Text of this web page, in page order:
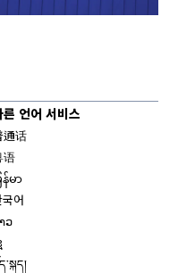
른 언어 서비스
通话
语
န်မာ
어
ວ